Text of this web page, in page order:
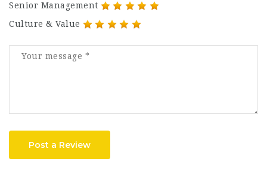
Senior Management
Culture & Value
Post a Review